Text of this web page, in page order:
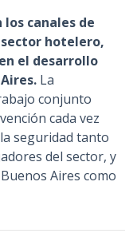
canales de
hotelero,
el desarrollo
La
conjunto
cada vez
seguridad tanto
del sector, y
Aires como